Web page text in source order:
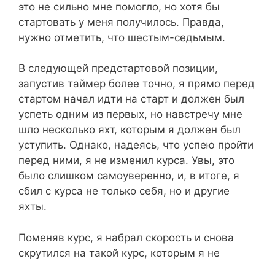
это не сильно мне помогло, но хотя бы
стартовать у меня получилось. Правда,
нужно отметить, что шестым-седьмым.
В следующей предстартовой позиции,
запустив таймер более точно, я прямо перед
стартом начал идти на старт и должен был
успеть одним из первых, но навстречу мне
шло несколько яхт, которым я должен был
уступить. Однако, надеясь, что успею пройти
перед ними, я не изменил курса. Увы, это
было слишком самоуверенно, и, в итоге, я
сбил с курса не только себя, но и другие
яхты.
Поменяв курс, я набрал скорость и снова
скрутился на такой курс, которым я не